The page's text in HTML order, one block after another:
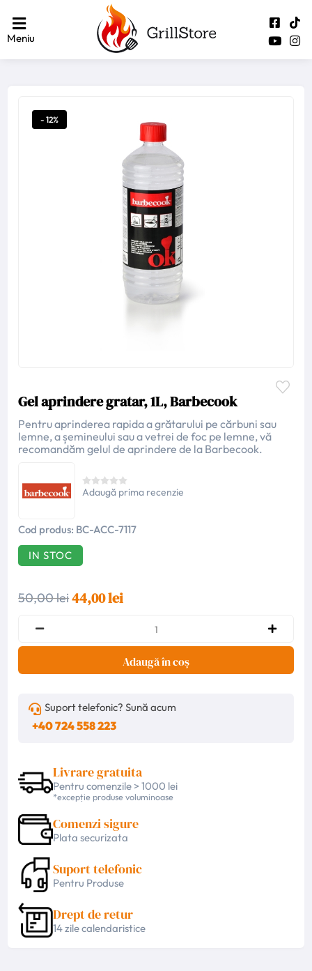
Meniu
- 12%
Gel aprindere gratar, 1L, Barbecook
Pentru aprinderea rapida a grătarului pe cărbuni sau
lemne, a șemineului sau a vetrei de foc pe lemne, vă
recomandăm gelul de aprindere de la Barbecook.
Adaugă prima recenzie
Cod produs: BC-ACC-7117
IN STOC
50,00 lei44,00 lei
Adaugă în coș
Suport telefonic? Sună acum
+40 724 558 223
Livrare gratuita
Pentru comenzile > 1000 lei
*excepție produse voluminoase
Comenzi sigure
Plata securizata
Suport telefonic
Pentru Produse
Drept de retur
14 zile calendaristice